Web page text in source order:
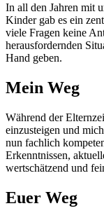
In all den Jahren mit
Kinder gab es ein
viele Fragen keine
herausfordernden
Hand geben.
Mein Weg
Während der
einzusteigen und
nun fachlich
Erkenntnissen,
wertschätzend und
Euer Weg